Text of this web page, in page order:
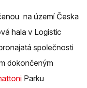
na území Česka
hala v Logistic
společnosti
dokončeným
Parku